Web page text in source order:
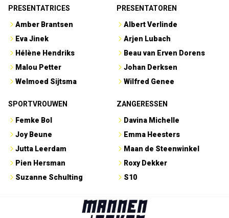
PRESENTATRICES
Amber Brantsen
Eva Jinek
Hélène Hendriks
Malou Petter
Welmoed Sijtsma
PRESENTATOREN
Albert Verlinde
Arjen Lubach
Beau van Erven Dorens
Johan Derksen
Wilfred Genee
SPORTVROUWEN
Femke Bol
Joy Beune
Jutta Leerdam
Pien Hersman
Suzanne Schulting
ZANGERESSEN
Davina Michelle
Emma Heesters
Maan de Steenwinkel
Roxy Dekker
S10